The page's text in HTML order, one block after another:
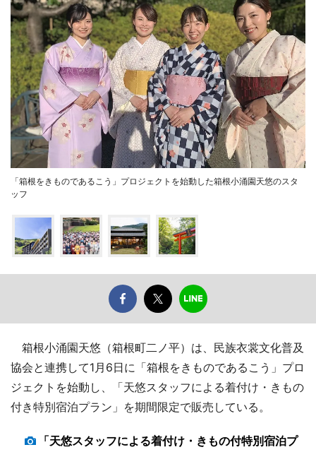
「箱根をきものであるこう」プロジェクトを始動した箱根小涌園天悠のスタ
ッフ
箱根小涌園天悠（箱根町二ノ平）は、民族衣裳文化普及
協会と連携して1月6日に「箱根をきものであるこう」プロ
ジェクトを始動し、「天悠スタッフによる着付け・きもの
付き特別宿泊プラン」を期間限定で販売している。
「天悠スタッフによる着付け・きもの付特別宿泊プ